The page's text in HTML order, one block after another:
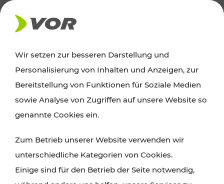
AKTUELLES
Ausflugstipps
Wien, Niederösterreich und das Burgenland
Wanderungen, Kultur und Gastronomie,
Radtouren oder purer Naturgenuss – viele
Attraktionen sind mit den Ticket- und Fahrplan-
Wir setzen zur besseren Darstellung und
Personalisierung von Inhalten und Anzeigen, zur
Bereitstellung von Funktionen für Soziale Medien
sowie Analyse von Zugriffen auf unsere Website so
genannte Cookies ein.
Zum Betrieb unserer Website verwenden wir
unterschiedliche Kategorien von Cookies.
Einige sind für den Betrieb der Seite notwendig,